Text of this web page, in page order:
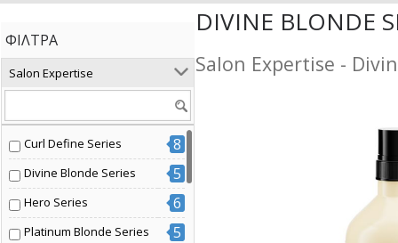
ΦΊΛΤΡΑ
Salon Expertise
Curl Define Series 8
Divine Blonde Series 5
Hero Series 6
Platinum Blonde Series 5
DIVINE BLONDE
Salon Expertise -